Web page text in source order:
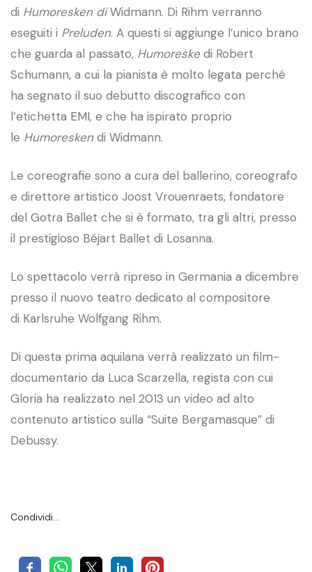
di Humoresken diWidmann. Di Rihm verranno
eseguiti i Preluden. A questi si aggiunge l’unico brano
che guarda al passato, Humoreskedi Robert
Schumann, a cui la pianista è molto legata perché
ha segnato il suo debutto discografico con
l’etichetta EMI, e che ha ispirato proprio
le Humoresken di Widmann.
Le coreografie sono a cura del ballerino, coreografo
e direttore artistico Joost Vrouenraets, fondatore
del Gotra Ballet che si è formato, tra gli altri, presso
il prestigioso Béjart Ballet di Losanna.
Lo spettacolo verrà ripreso in Germania a dicembre
presso il nuovo teatro dedicato al compositore
di Karlsruhe Wolfgang Rihm.
Di questa prima aquilana verrà realizzato un film-
documentario da Luca Scarzella, regista con cui
Gloria ha realizzato nel 2013 un video ad alto
contenuto artistico sulla “Suite Bergamasque” di
Debussy.
Condividi…